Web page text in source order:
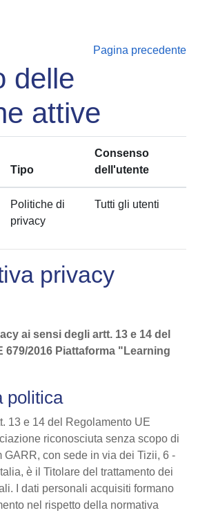
Pagina precedente
delle
attive
Tipo
Consenso
dell'utente
Politiche di
privacy
Tutti gli utenti
privacy
ai sensi degli artt. 13 e 14 del
679/2016 Piattaforma "Learning
politica
13 e 14 del Regolamento UE
riconosciuta senza scopo di
GARR, con sede in via dei Tizii, 6 -
è il Titolare del trattamento dei
I dati personali acquisiti formano
nel rispetto della normativa